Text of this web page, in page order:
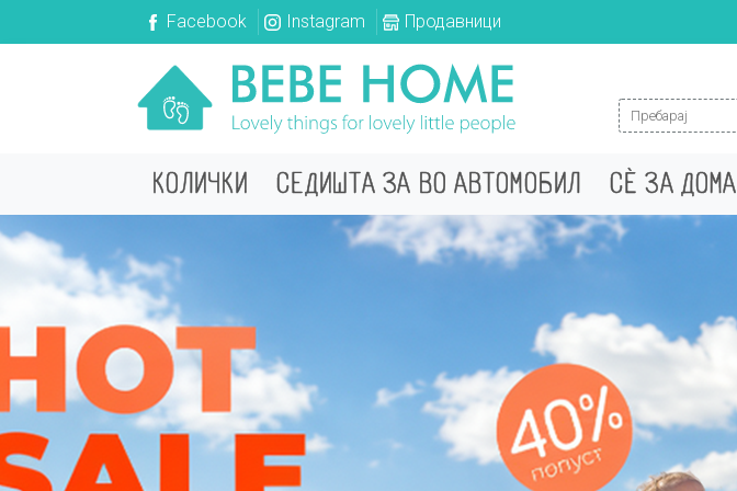
Facebook Instagram Продавници
Search for:
КОЛИЧКИ СЕДИШТА ЗА ВО АВТОМОБИЛ СÈ ЗА ДОМА